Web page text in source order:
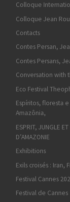
Colloque
Colloque Jean
Contacts
Contes Persan,
Contes Persans,
Conversation with
Eco Festival
Espíritos, floresta
Amazônia,
ESPRIT, JUNGLE
D’AMAZONIE
Exhibitions
Exils croisés : Iran,
Festival Cannes
Festival de Cannes